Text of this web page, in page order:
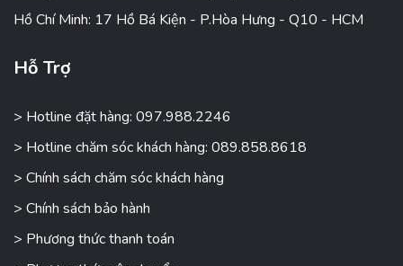
Hồ Chí Minh: 17 Hồ Bá Kiện - P.Hòa Hưng - Q10 - HCM
Hỗ Trợ
> Hotline đặt hàng: 097.988.2246
> Hotline chăm sóc khách hàng: 089.858.8618
> Chính sách chăm sóc khách hàng
> Chính sách bảo hành
> Phương thức thanh toán